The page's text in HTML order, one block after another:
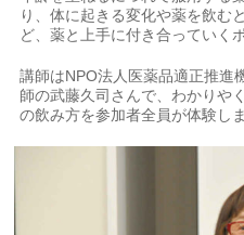
り、体に起きる変化や薬を飲む
ど、薬と上手に付き合っていく
講師はNPO法人医薬品適正推進
師の武藤久司さんで、わかりや
の飲み方を参加者全員が体験しま